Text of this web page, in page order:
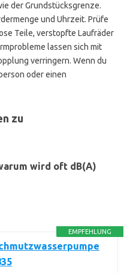
der Grundstücksgrenze.
und Uhrzeit. Prüfe
Teile, verstopfte Laufräder
lassen sich mit
verringern. Wenn du
oder einen
zu
wird oft dB(A)
EMPFEHLUNG